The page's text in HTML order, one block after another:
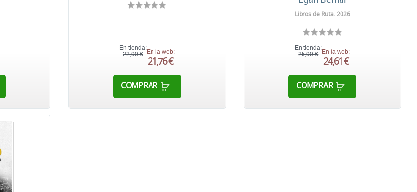
En tienda:
22,90 € En la web:
21,76 €
COMPRAR
Libros de Ruta. 2026
En tienda:
25,90 €
En la web:
24,61 €
COMPRAR